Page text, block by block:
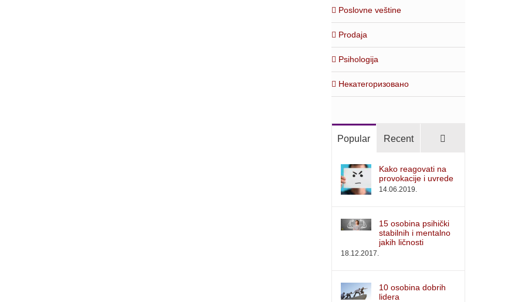
Poslovne veštine
Prodaja
Psihologija
Некатегоризовано
Popular Recent
Kako reagovati na
provokacije i uvrede
14.06.2019.
15 osobina psihički
stabilnih i mentalno
jakih ličnosti
18.12.2017.
10 osobina dobrih
lidera